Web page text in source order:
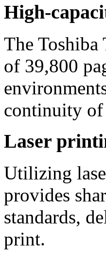
High-
The
of 39,800
continuity
Laser
Utilizing
provides
standards,
print.